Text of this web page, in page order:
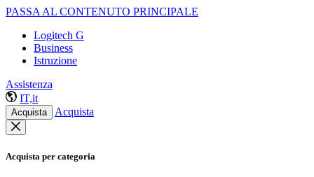
PASSA AL CONTENUTO PRINCIPALE
Logitech G
Business
Istruzione
Assistenza
IT,it
Acquista Acquista
Acquista per categoria